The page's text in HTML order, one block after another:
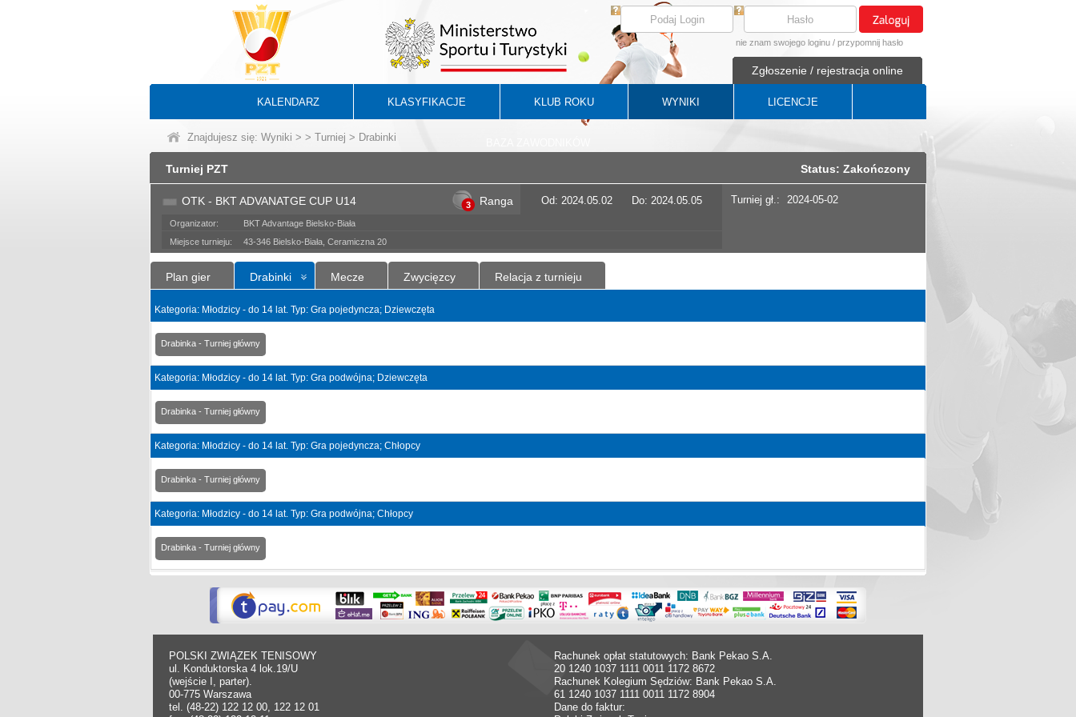
nie znam swojego loginu / przypomnij hasło
Zgłoszenie / rejestracja online
KALENDARZ KLASYFIKACJE KLUB ROKU WYNIKI LICENCJE
Znajdujesz się: Wyniki > > Turniej > Drabinki
Turniej PZT Status: Zakończony
OTK - BKT ADVANATGE CUP U14 3 Ranga Od: 2024.05.02 Do: 2024.05.05
Organizator:
BKT Advantage Bielsko-Biała
Miejsce turnieju:
43-346 Bielsko-Biała, Ceramiczna 20
Turniej gł.: 2024-05-02
Plan gier Drabinki Mecze Zwycięzcy Relacja z turnieju
Kategoria: Młodzicy - do 14 lat. Typ: Gra pojedyncza; Dziewczęta
Drabinka - Turniej główny
Kategoria: Młodzicy - do 14 lat. Typ: Gra podwójna; Dziewczęta
Drabinka - Turniej główny
Kategoria: Młodzicy - do 14 lat. Typ: Gra pojedyncza; Chłopcy
Drabinka - Turniej główny
Kategoria: Młodzicy - do 14 lat. Typ: Gra podwójna; Chłopcy
Drabinka - Turniej główny
POLSKI ZWIĄZEK TENISOWY
ul. Konduktorska 4 lok.19/U
(wejście I, parter).
00-775 Warszawa
tel. (48-22) 122 12 00, 122 12 01
Rachunek opłat statutowych: Bank Pekao S.A.
20 1240 1037 1111 0011 1172 8672
Rachunek Kolegium Sędziów: Bank Pekao S.A.
61 1240 1037 1111 0011 1172 8904
Dane do faktur: